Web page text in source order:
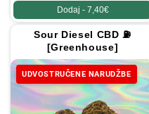
Dodaj - 7,40€
Sour Diesel CBD ⛽
[Greenhouse]
UDVOSTRUČENE NARUDŽBE